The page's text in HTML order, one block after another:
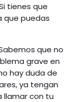
tienes que
que puedas
que no
grave en
hay duda de
ya tengan
llamar con tu